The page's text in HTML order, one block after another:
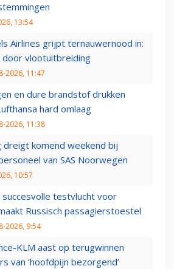
13:54
Airlines grijpt ternauwernood in:
vlootuitbreiding
2026, 11:47
en dure brandstof drukken
hard omlaag
2026, 11:38
dreigt komend weekend bij
van SAS Noorwegen
10:57
testvlucht voor
Russisch passagierstoestel
2026, 9:54
KLM aast op terugwinnen
van ‘hoofdpijn bezorgend’